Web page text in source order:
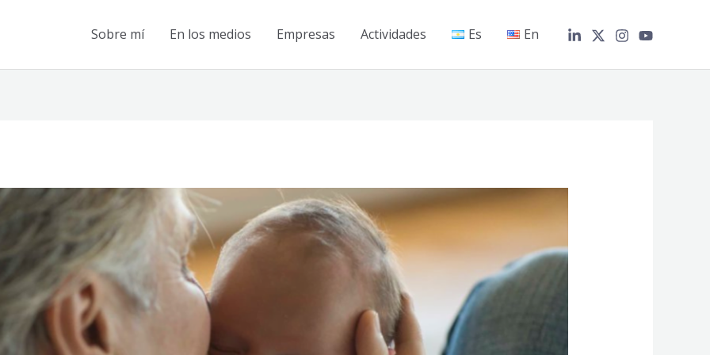
Sobre mí En los medios Empresas Actividades Es En